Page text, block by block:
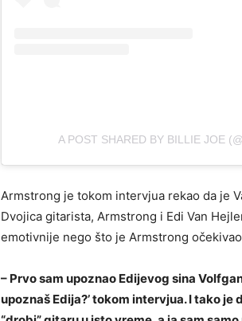
A POST SHARED BY BILLIE JOE
Armstrong je tokom intervjua rekao da je
Dvojica gitarista, Armstrong i Edi Van
emotivnije nego što je Armstrong
– Prvo sam upoznao Edijevog sina
upoznaš Edija?’ tokom intervjua. I tako